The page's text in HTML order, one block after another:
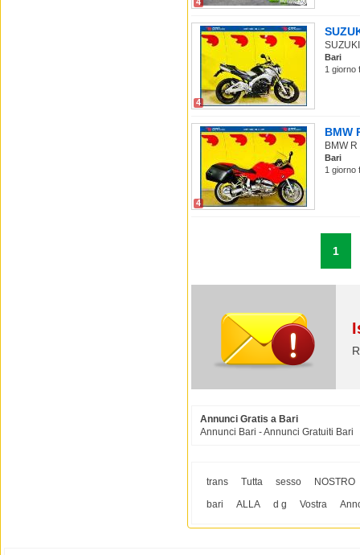
4
Bari
1 giorno
4
BMW
BMW
Bari
1 giorno
1
Annunci Gratis a Bari
Annunci Bari - Annunci Gratuiti Bari
trans Tutta sesso
NOSTRO
bari
ALLA d g Vostra